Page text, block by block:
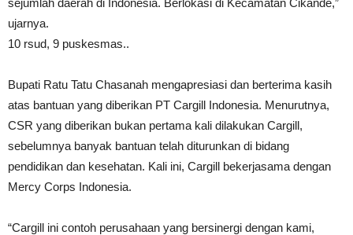
sejumlah daerah di Indonesia. Berlokasi di Kecamatan Cikande,”
ujarnya.
10 rsud, 9 puskesmas..
Bupati Ratu Tatu Chasanah mengapresiasi dan berterima kasih
atas bantuan yang diberikan PT Cargill Indonesia. Menurutnya,
CSR yang diberikan bukan pertama kali dilakukan Cargill,
sebelumnya banyak bantuan telah diturunkan di bidang
pendidikan dan kesehatan. Kali ini, Cargill bekerjasama dengan
Mercy Corps Indonesia.
“Cargill ini contoh perusahaan yang bersinergi dengan kami,